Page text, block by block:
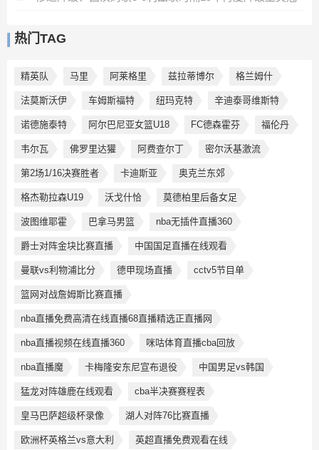
热门TAG
精英队 马里 阿莱格里 兹拉蒂博尔 格兰姆什
法莫斯沃伊 车姆斯福特 纽玛克特 辛迪泰哥维斯特
诺德施泰特 阿尔巴尼亚女篮U18 FC德森霍芬 福伦丹
韦尔瓦 佛罗里达獾 阿费查尔丁 密尔沃基激流
第2场1/16决赛胜者 卡迪斯亚 奥克兰东郊
格杰勒拉森U19 沃戈什恰 莫德柏里后备女足
波图维耶霍 巴拿马男篮 nba无插件直播360
爵士对阵金块比赛直播 中国国足直播在线观看
曼联vs利物浦比分 德甲现场直播 cctv5节目单
篮网对战詹姆斯比赛直播
nba直播免费高清在线直播68直播精选正直播网
nba直播视频在线直播360 咪咕体育直播cba回放
nba直播魔 卡梅隆安东尼宣布退役 中国男足vs韩国
猛龙对阵雄鹿在线观看 cba半决赛赛程表
皇马巴萨超级杯录像 湖人对阵76比赛直播
欧洲杯英格兰vs意大利 英超直播免费观看在线